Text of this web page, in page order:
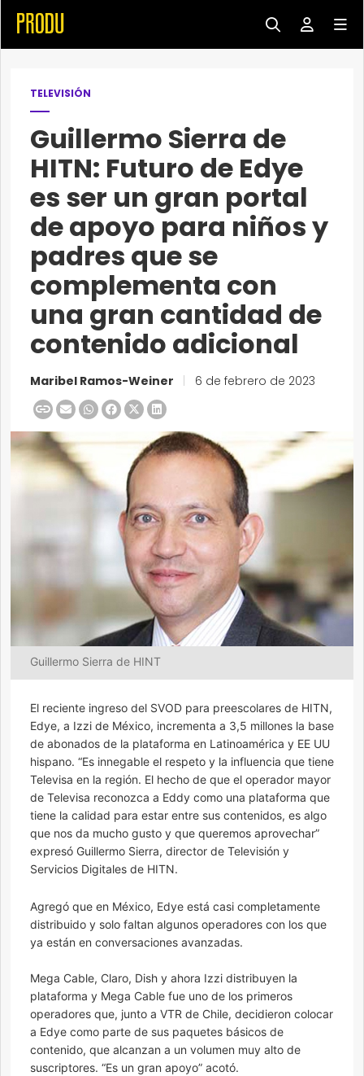
TELEVISIÓN
Guillermo Sierra de
HITN: Futuro de Edye
es ser un gran portal
de apoyo para niños y
padres que se
complementa con
una gran cantidad de
contenido adicional
Maribel Ramos-Weiner 6 de febrero de 2023
Guillermo Sierra de HINT
El reciente ingreso del SVOD para preescolares de HITN,
Edye, a Izzi de México, incrementa a 3,5 millones la base
de abonados de la plataforma en Latinoamérica y EE UU
hispano. “Es innegable el respeto y la influencia que tiene
Televisa en la región. El hecho de que el operador mayor
de Televisa reconozca a Eddy como una plataforma que
tiene la calidad para estar entre sus contenidos, es algo
que nos da mucho gusto y que queremos aprovechar”
expresó Guillermo Sierra, director de Televisión y
Servicios Digitales de HITN.
Agregó que en México, Edye está casi completamente
distribuido y solo faltan algunos operadores con los que
ya están en conversaciones avanzadas.
Mega Cable, Claro, Dish y ahora Izzi distribuyen la
plataforma y Mega Cable fue uno de los primeros
operadores que, junto a VTR de Chile, decidieron colocar
a Edye como parte de sus paquetes básicos de
contenido, que alcanzan a un volumen muy alto de
suscriptores. “Es un gran apoyo” acotó.